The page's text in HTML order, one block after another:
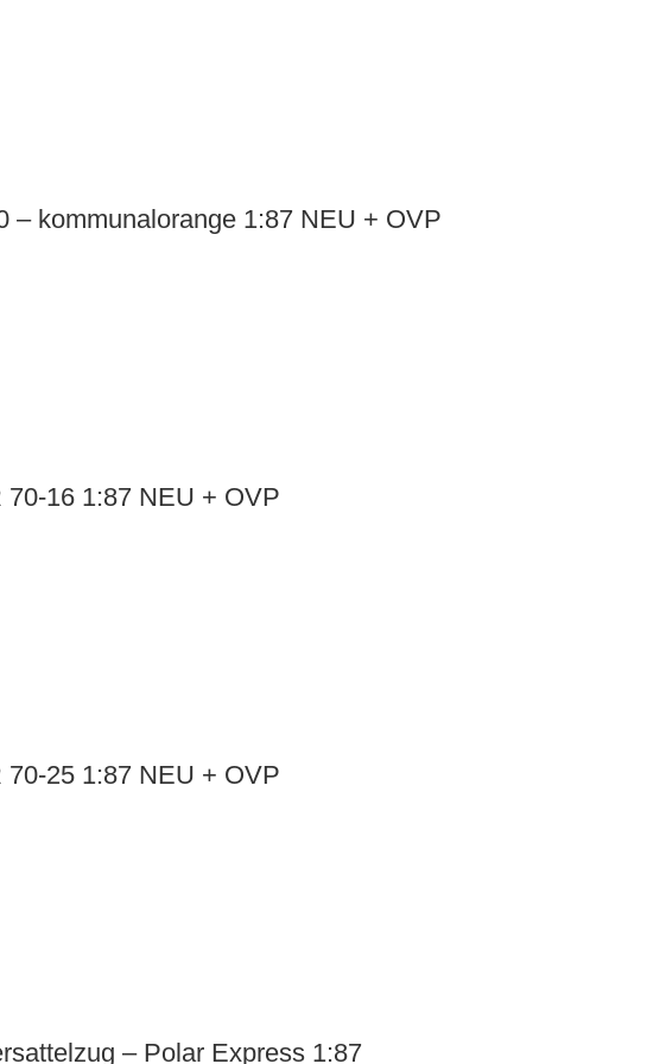
– kommunalorange 1:87 NEU + OVP
16 1:87 NEU + OVP
25 1:87 NEU + OVP
– Polar Express 1:87